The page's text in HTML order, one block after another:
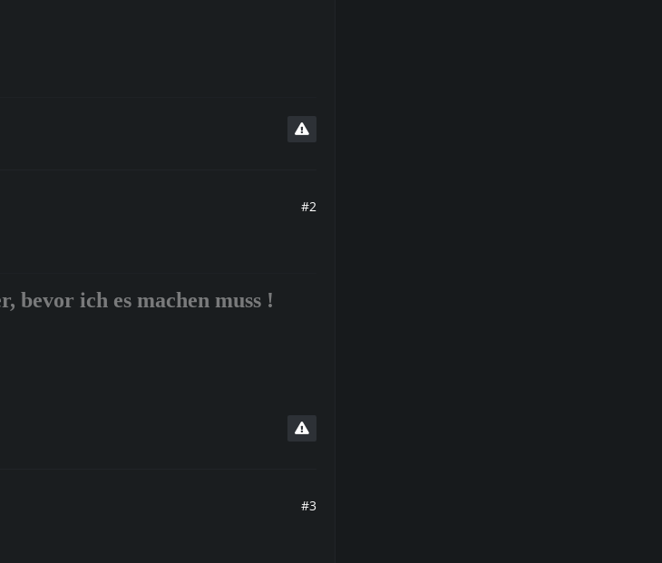
#2
bevor ich es machen muss !
#3